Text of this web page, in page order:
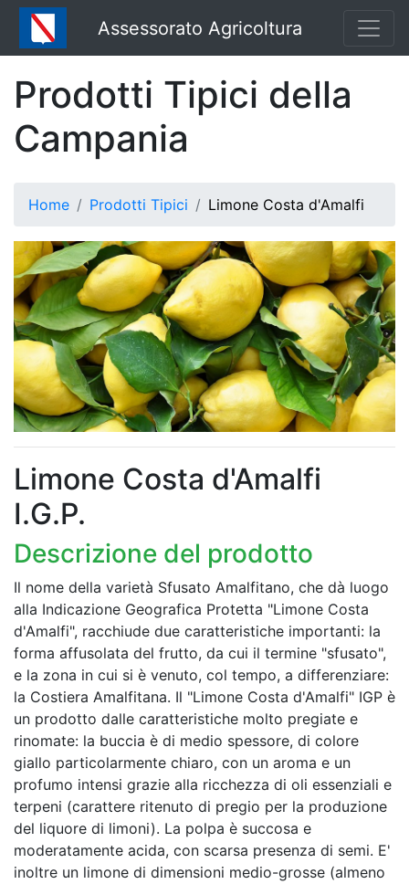
Assessorato Agricoltura
Prodotti Tipici della
Campania
Home Prodotti Tipici Limone Costa d'Amalfi
Limone Costa d'Amalfi
I.G.P.
Descrizione del prodotto
Il nome della varietà Sfusato Amalfitano, che dà luogo
alla Indicazione Geografica Protetta "Limone Costa
d'Amalfi", racchiude due caratteristiche importanti: la
forma affusolata del frutto, da cui il termine "sfusato",
e la zona in cui si è venuto, col tempo, a differenziare:
la Costiera Amalfitana. Il "Limone Costa d'Amalfi" IGP è
un prodotto dalle caratteristiche molto pregiate e
rinomate: la buccia è di medio spessore, di colore
giallo particolarmente chiaro, con un aroma e un
profumo intensi grazie alla ricchezza di oli essenziali e
terpeni (carattere ritenuto di pregio per la produzione
del liquore di limoni). La polpa è succosa e
moderatamente acida, con scarsa presenza di semi. E'
inoltre un limone di dimensioni medio-grosse (almeno